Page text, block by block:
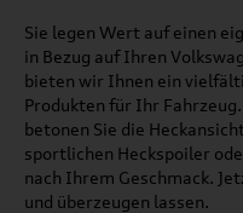
Sie legen Wert auf einen
in Bezug auf Ihren
bieten wir Ihnen ein
Produkten für Ihr
betonen Sie die
sportlichen Heckspoiler
nach Ihrem Geschmack.
und überzeugen lassen.